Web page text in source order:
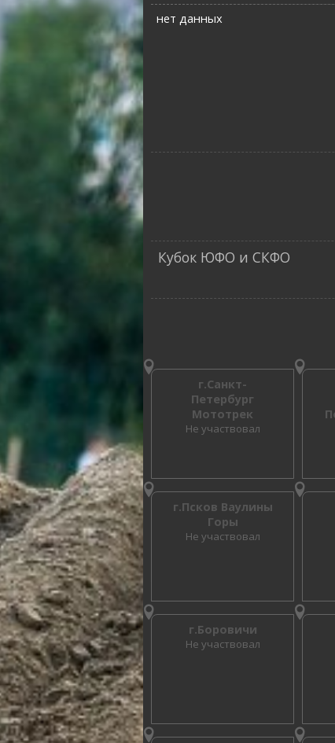
нет данных
Кубок ЮФО и СКФО
г.Санкт-
Петербург
Мототрек
Не участвовал
г.Псков Ваулины
Горы
Не участвовал
г.Боровичи
Не участвовал